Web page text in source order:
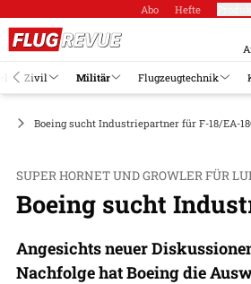
Abo Hefte
Zivil Militär Flugzeugtechnik
Boeing sucht Industriepartner für F-18/EA-
SUPER HORNET UND GROWLER FÜR
Boeing sucht
Angesichts neuer
Nachfolge hat Boeing die